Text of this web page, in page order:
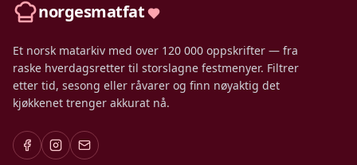
norgesmatfat
Et norsk matarkiv med over 120 000 oppskrifter — fra
raske hverdagsretter til storslagne festmenyer. Filtrer
etter tid, sesong eller råvarer og finn nøyaktig det
kjøkkenet trenger akkurat nå.